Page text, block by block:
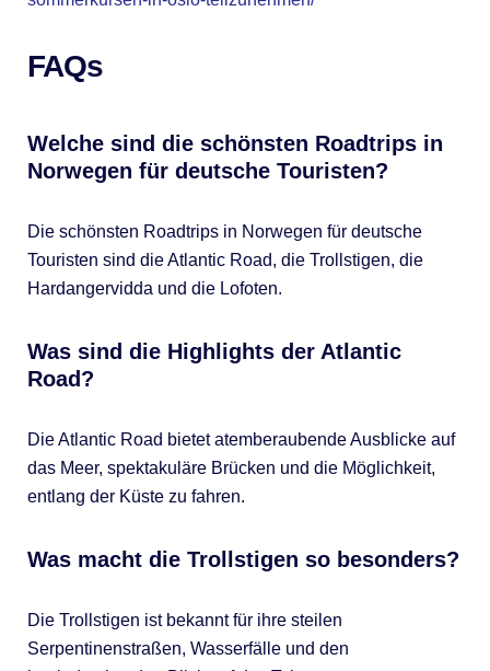
FAQs
Welche sind die schönsten Roadtrips in
Norwegen für deutsche Touristen?
Die schönsten Roadtrips in Norwegen für deutsche
Touristen sind die Atlantic Road, die Trollstigen, die
Hardangervidda und die Lofoten.
Was sind die Highlights der Atlantic
Road?
Die Atlantic Road bietet atemberaubende Ausblicke auf
das Meer, spektakuläre Brücken und die Möglichkeit,
entlang der Küste zu fahren.
Was macht die Trollstigen so besonders?
Die Trollstigen ist bekannt für ihre steilen
Serpentinenstraßen, Wasserfälle und den